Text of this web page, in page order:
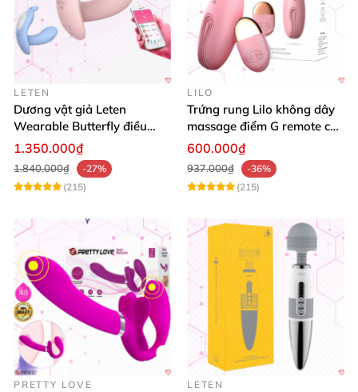
LETEN
Dương vật giả Leten
Wearable Butterfly điều
khiển app bluetooth 16 chế
1.350.000₫
1.840.000₫
-27%
(215)
LILO
Trứng rung Lilo không dây
massage điểm G remote cao
cấp USB
600.000₫
937.000₫
-36%
(215)
PRETTY LOVE LETEN